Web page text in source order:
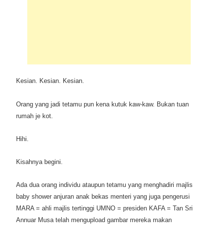
Kesian. Kesian. Kesian.
Orang yang jadi tetamu pun kena kutuk kaw-kaw. Bukan tuan
rumah je kot.
Hihi.
Kisahnya begini.
Ada dua orang individu ataupun tetamu yang menghadiri majlis
baby shower anjuran anak bekas menteri yang juga pengerusi
MARA = ahli majlis tertinggi UMNO = presiden KAFA = Tan Sri
Annuar Musa telah mengupload gambar mereka makan